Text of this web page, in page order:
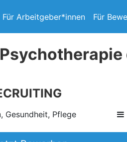
Für Arbeitgeber*innen Für
Gesundheit, Pflege